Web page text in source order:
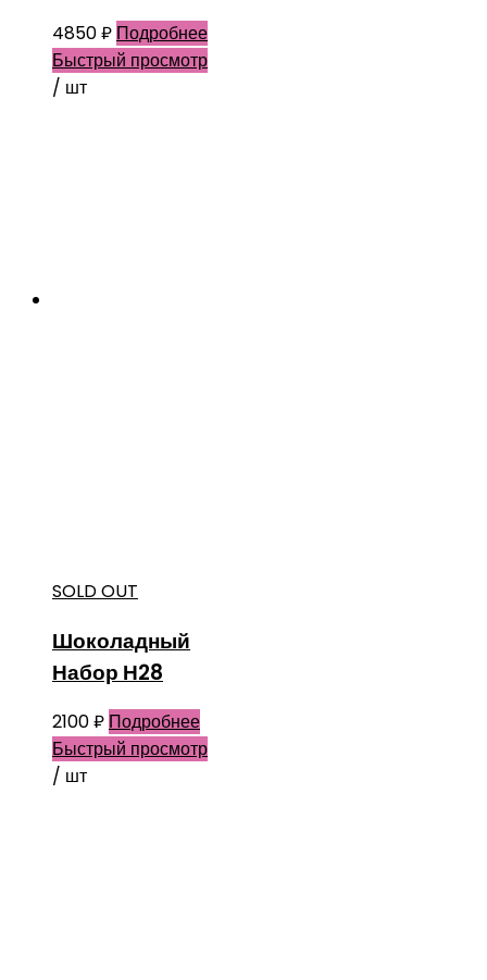
4850₽ Подробнее
Быстрый просмотр
/ шт
SOLD OUT
Шоколадный
Набор Н28
2100₽ Подробнее
Быстрый просмотр
/ шт